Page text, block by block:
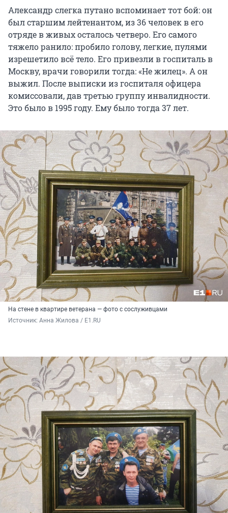
Александр слегка путано вспоминает тот бой: он
был старшим лейтенантом, из 36 человек в его
отряде в живых осталось четверо. Его самого
тяжело ранило: пробило голову, легкие, пулями
изрешетило всё тело. Его привезли в госпиталь в
Москву, врачи говорили тогда: «Не жилец». А он
выжил. После выписки из госпиталя офицера
комиссовали, дав третью группу инвалидности.
Это было в 1995 году. Ему было тогда 37 лет.
На стене в квартире ветерана — фото с сослуживцами
Источник: Анна Жилова / E1.RU